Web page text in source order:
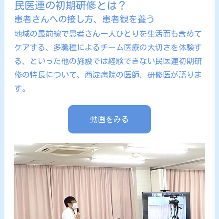
民医連の初期研修とは？
患者さんへの接し方、患者観を養う
地域の最前線で患者さん一人ひとりを生活面も含めて
ケアする、多職種によるチーム医療の大切さを体験す
る、といった他の施設では経験できない民医連初期研
修の特長について、西淀病院の医師、研修医が語りま
す。
動画をみる